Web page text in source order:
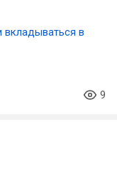
вкладываться в
9